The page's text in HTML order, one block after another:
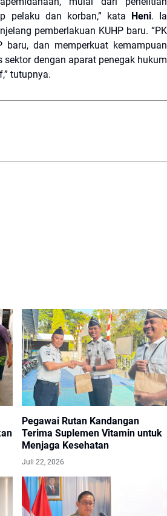
pelaku dan korban,” kata Heni. Ia
pemberlakuan KUHP baru. “PK
baru, dan memperkuat kemampuan
dengan aparat penegak hukum
tutupnya.
Pegawai Rutan Kandangan
Terima Suplemen Vitamin untuk
Menjaga Kesehatan
Juli 22, 2026